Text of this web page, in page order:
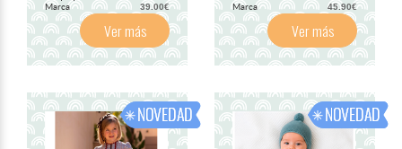
Marca 39.00€
Ver más
Marca 45.90€
Ver más